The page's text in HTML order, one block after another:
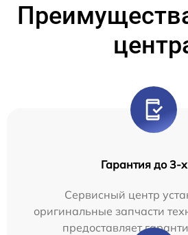
Гарантия до 3-х
Сервисный центр
оригинальные запчасти
предоставляет